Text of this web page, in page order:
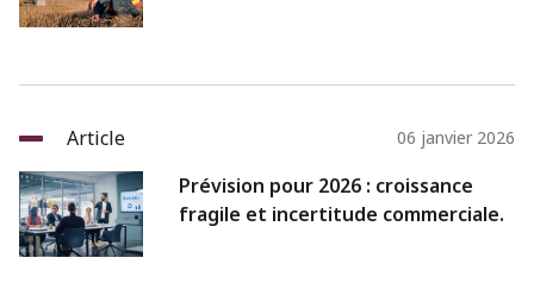
Article 06 janvier 2026
Prévision pour 2026 : croissance
fragile et incertitude commerciale.